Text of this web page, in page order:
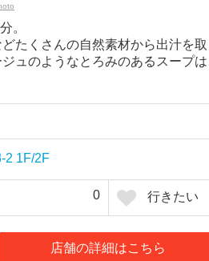
。
たくさんの自然素材から出汁を
ュのようなとろみのあるスープ
2 1F/2F
0 行きたい
店舗の詳細はこちら